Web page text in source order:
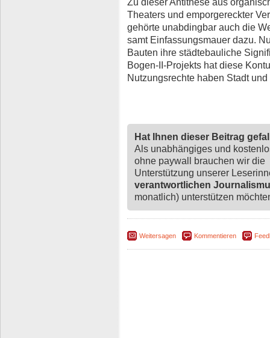
Theaters und emporgereckter
gehörte unabdingbar auch die
samt Einfassungsmauer dazu.
Bauten ihre städtebauliche
Bogen-II-Projekts hat diese
Nutzungsrechte haben Stadt
Hat Ihnen dieser Beitrag
Als unabhängiges und
ohne paywall brauchen wir die
Unterstützung unserer
verantwortlichen
monatlich) unterstützen
Weitersagen Kommentieren